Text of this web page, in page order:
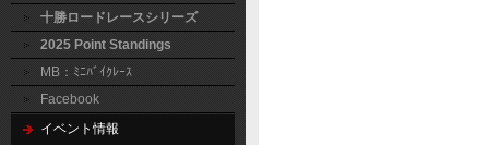
十勝ロードレースシリーズ
2025 Point Standings
MB：ﾐﾆﾊﾞｲｸﾚｰｽ
Facebook
イベント情報